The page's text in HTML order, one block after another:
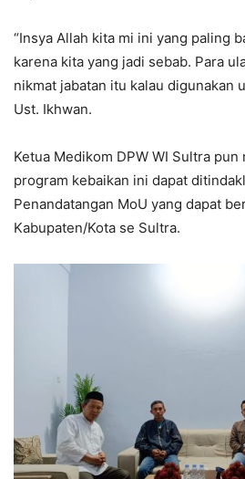
“Insya Allah kita mi ini yang paling
karena kita yang jadi sebab. Para
nikmat jabatan itu kalau digunakan
Ust. Ikhwan.
Ketua Medikom DPW WI Sultra pun
program kebaikan ini dapat
Penandatangan MoU yang dapat
Kabupaten/Kota se Sultra.